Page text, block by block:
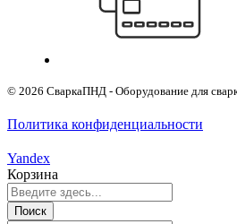
© 2026 СваркаПНД - Оборудование для
Политика конфиденциальности
Yandex
Корзина